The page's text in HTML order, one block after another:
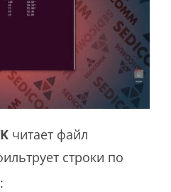
читает файл
строки по